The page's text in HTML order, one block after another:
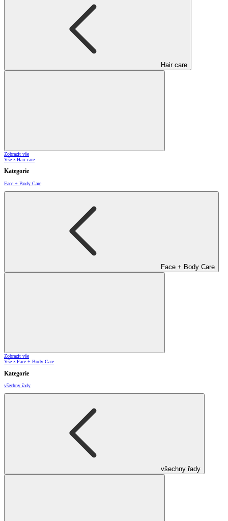
Hair care
Zobrazit vše
Vše z Hair care
Kategorie
Face + Body Care
Face + Body Care
Zobrazit vše
Vše z Face + Body Care
Kategorie
všechny řady
všechny řady